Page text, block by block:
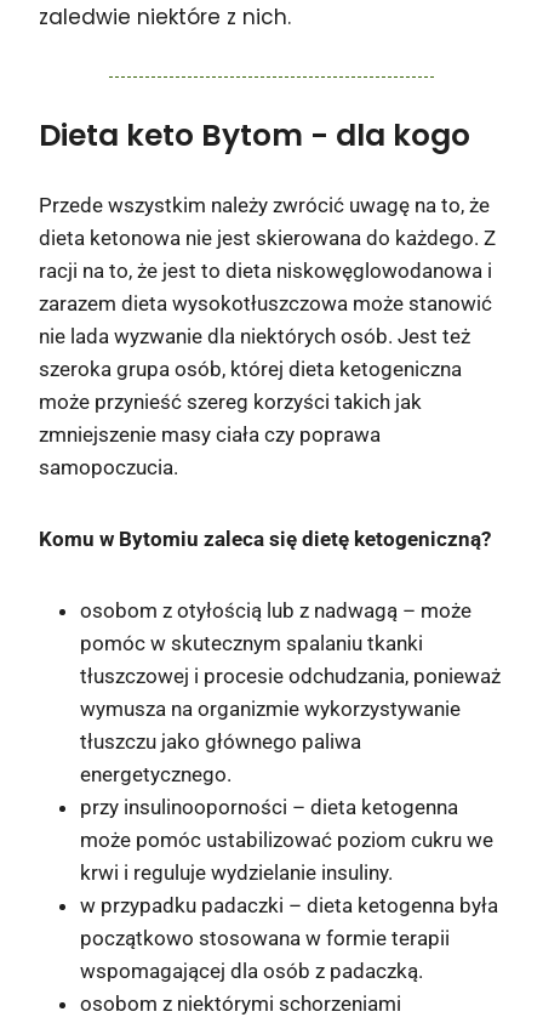
zaledwie niektóre z nich.
Dieta keto Bytom - dla kogo
Przede wszystkim należy zwrócić uwagę na to, że
dieta ketonowa nie jest skierowana do każdego. Z
racji na to, że jest to dieta niskowęglowodanowa i
zarazem dieta wysokotłuszczowa może stanowić
nie lada wyzwanie dla niektórych osób. Jest też
szeroka grupa osób, której dieta ketogeniczna
może przynieść szereg korzyści takich jak
zmniejszenie masy ciała czy poprawa
samopoczucia.
Komu w Bytomiu zaleca się dietę ketogeniczną?
osobom z otyłością lub z nadwagą – może
pomóc w skutecznym spalaniu tkanki
tłuszczowej i procesie odchudzania, ponieważ
wymusza na organizmie wykorzystywanie
tłuszczu jako głównego paliwa
energetycznego.
przy insulinooporności – dieta ketogenna
może pomóc ustabilizować poziom cukru we
krwi i reguluje wydzielanie insuliny.
w przypadku padaczki – dieta ketogenna była
początkowo stosowana w formie terapii
wspomagającej dla osób z padaczką.
osobom z niektórymi schorzeniami